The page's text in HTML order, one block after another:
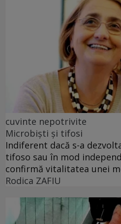
cuvinte nepotrivite
Microbiști și tifosi
Indiferent dacă s-a
tifoso sau în mod
confirmă vitalitatea unei
Rodica ZAFIU